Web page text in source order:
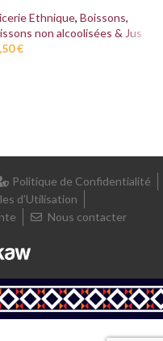
Ethnique, Boissons,
non alcoolisées & Jus
€
Politique de Confidentialité
d’Utilisation
Nous contacter